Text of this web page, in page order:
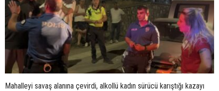
Mahalleyi savaş alanına çevirdi, alkollü kadın sürücü karıştığı kazayı